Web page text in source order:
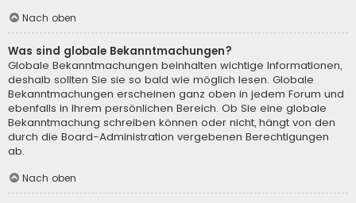
Nach oben
Was sind globale Bekanntmachungen?
Globale Bekanntmachungen beinhalten wichtige Informationen,
deshalb sollten Sie sie so bald wie möglich lesen. Globale
Bekanntmachungen erscheinen ganz oben in jedem Forum und
ebenfalls in Ihrem persönlichen Bereich. Ob Sie eine globale
Bekanntmachung schreiben können oder nicht, hängt von den
durch die Board-Administration vergebenen Berechtigungen
ab.
Nach oben